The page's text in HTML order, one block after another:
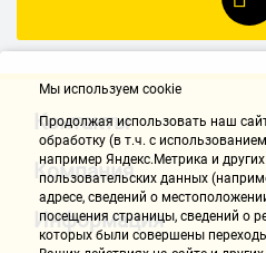
Контакты
Компания
Информация
Мы используем cookie
Продолжая использовать наш
обработку (в т.ч. с
например Яндекс.Метрика и
пользовательских данных
адресе, сведений о
посещения страницы, сведений о
которых были совершены